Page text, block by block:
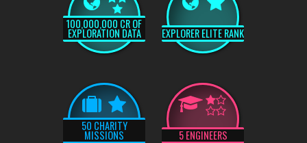
100,000,000 CR OF
EXPLORATION DATA EXPLORER ELITE RANK
50 CHARITY
MISSIONS 5 ENGINEERS